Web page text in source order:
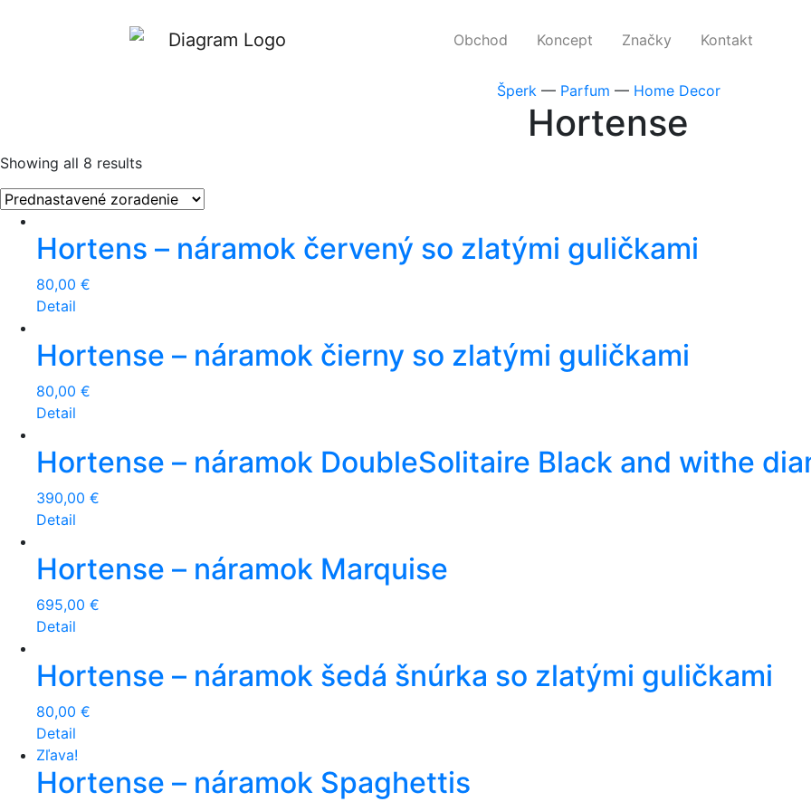
Obchod ObchodKoncept Koncept
Značky ZnačkyKontakt
Šperk— Parfum — Home Decor
Hortense
Showing all 8 results
Hortens – náramok červený so zlatými guličkami
80,00 €
Detail
Hortense – náramok čierny so zlatými guličkami
80,00 €
Detail
Hortense – náramok DoubleSolitaire Black and withe
390,00 €
Detail
Hortense – náramok Marquise
695,00 €
Detail
Hortense – náramok šedá šnúrka so zlatými guličkami
80,00 €
Detail
Zľava!
Hortense – náramok Spaghettis